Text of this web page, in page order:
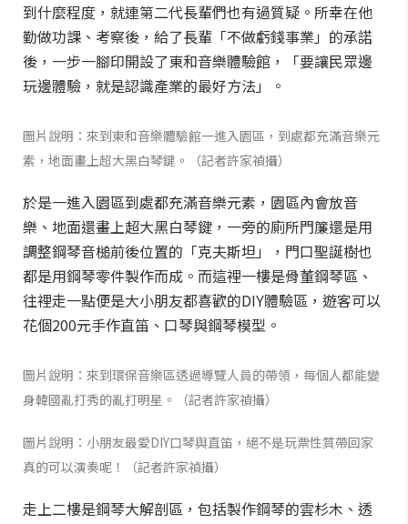
到什麼程度，就連第二代長輩們也有過質疑。所幸在他
勤做功課、考察後，給了長輩「不做虧錢事業」的承諾
後，一步一腳印開設了東和音樂體驗館，「要讓民眾邊
玩邊體驗，就是認識產業的最好方法」。
圖片說明：來到東和音樂體驗館一進入園區，到處都充滿音樂元
素，地面畫上超大黑白琴鍵。（記者許家禎攝）
於是一進入園區到處都充滿音樂元素，園區內會放音
樂、地面還畫上超大黑白琴鍵，一旁的廁所門簾還是用
調整鋼琴音槌前後位置的「克夫斯坦」，門口聖誕樹也
都是用鋼琴零件製作而成。而這裡一樓是骨董鋼琴區、
往裡走一點便是大小朋友都喜歡的DIY體驗區，遊客可以
花個200元手作直笛、口琴與鋼琴模型。
圖片說明：來到環保音樂區透過導覽人員的帶領，每個人都能變
身韓國亂打秀的亂打明星。（記者許家禎攝）
圖片說明：小朋友最愛DIY口琴與直笛，絕不是玩票性質帶回家
真的可以演奏呢！（記者許家禎攝）
走上二樓是鋼琴大解剖區，包括製作鋼琴的雲杉木、透